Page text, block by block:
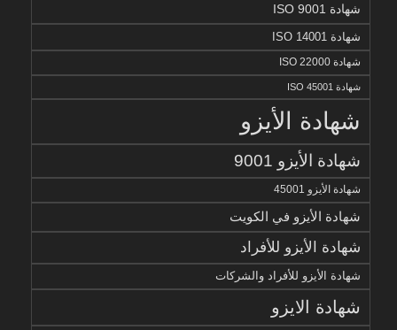
شهادة ISO 9001
شهادة ISO 14001
شهادة ISO 22000
شهادة ISO 45001
شهادة الأيزو
شهادة الأيزو 9001
شهادة الأيزو 45001
شهادة الأيزو في الكويت
شهادة الأيزو للأفراد
شهادة الأيزو للأفراد والشركات
شهادة الايزو